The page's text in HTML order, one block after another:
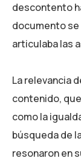
descontento
documento
articulaba las
La relevancia
contenido,
como la
búsqueda de
resonaron en